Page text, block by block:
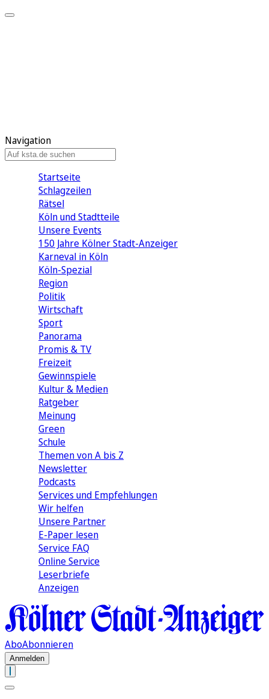
Navigation
Startseite
Schlagzeilen
Rätsel
Köln und Stadtteile
Unsere Events
150 Jahre Kölner Stadt-Anzeiger
Karneval in Köln
Köln-Spezial
Region
Politik
Wirtschaft
Sport
Panorama
Promis & TV
Freizeit
Gewinnspiele
Kultur & Medien
Ratgeber
Meinung
Green
Schule
Themen von A bis Z
Newsletter
Podcasts
Services und Empfehlungen
Wir helfen
Unsere Partner
E-Paper lesen
Service FAQ
Online Service
Leserbriefe
Anzeigen
AboAbonnieren
Anmelden